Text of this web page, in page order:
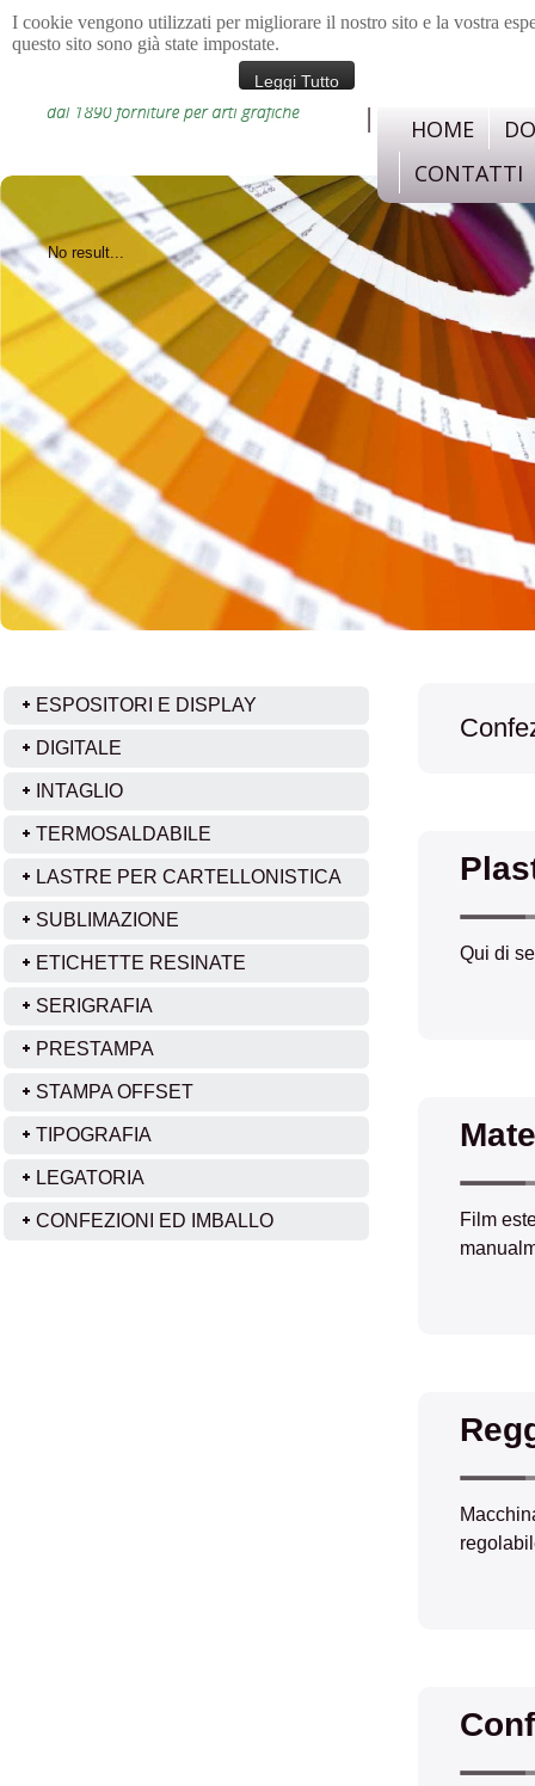
I cookie vengono utilizzati per migliorare il nostro sito e la vostra
questo sito sono già state impostate.
Leggi Tutto
HOME
CONTATTI
No result...
ESPOSITORI E DISPLAY
DIGITALE
INTAGLIO
TERMOSALDABILE
LASTRE PER CARTELLONISTICA
SUBLIMAZIONE
ETICHETTE RESINATE
SERIGRAFIA
PRESTAMPA
STAMPA OFFSET
TIPOGRAFIA
LEGATORIA
CONFEZIONI ED IMBALLO
Qui di
Film